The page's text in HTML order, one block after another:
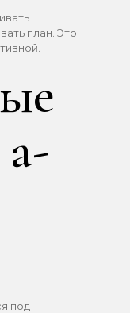
план. Это
под